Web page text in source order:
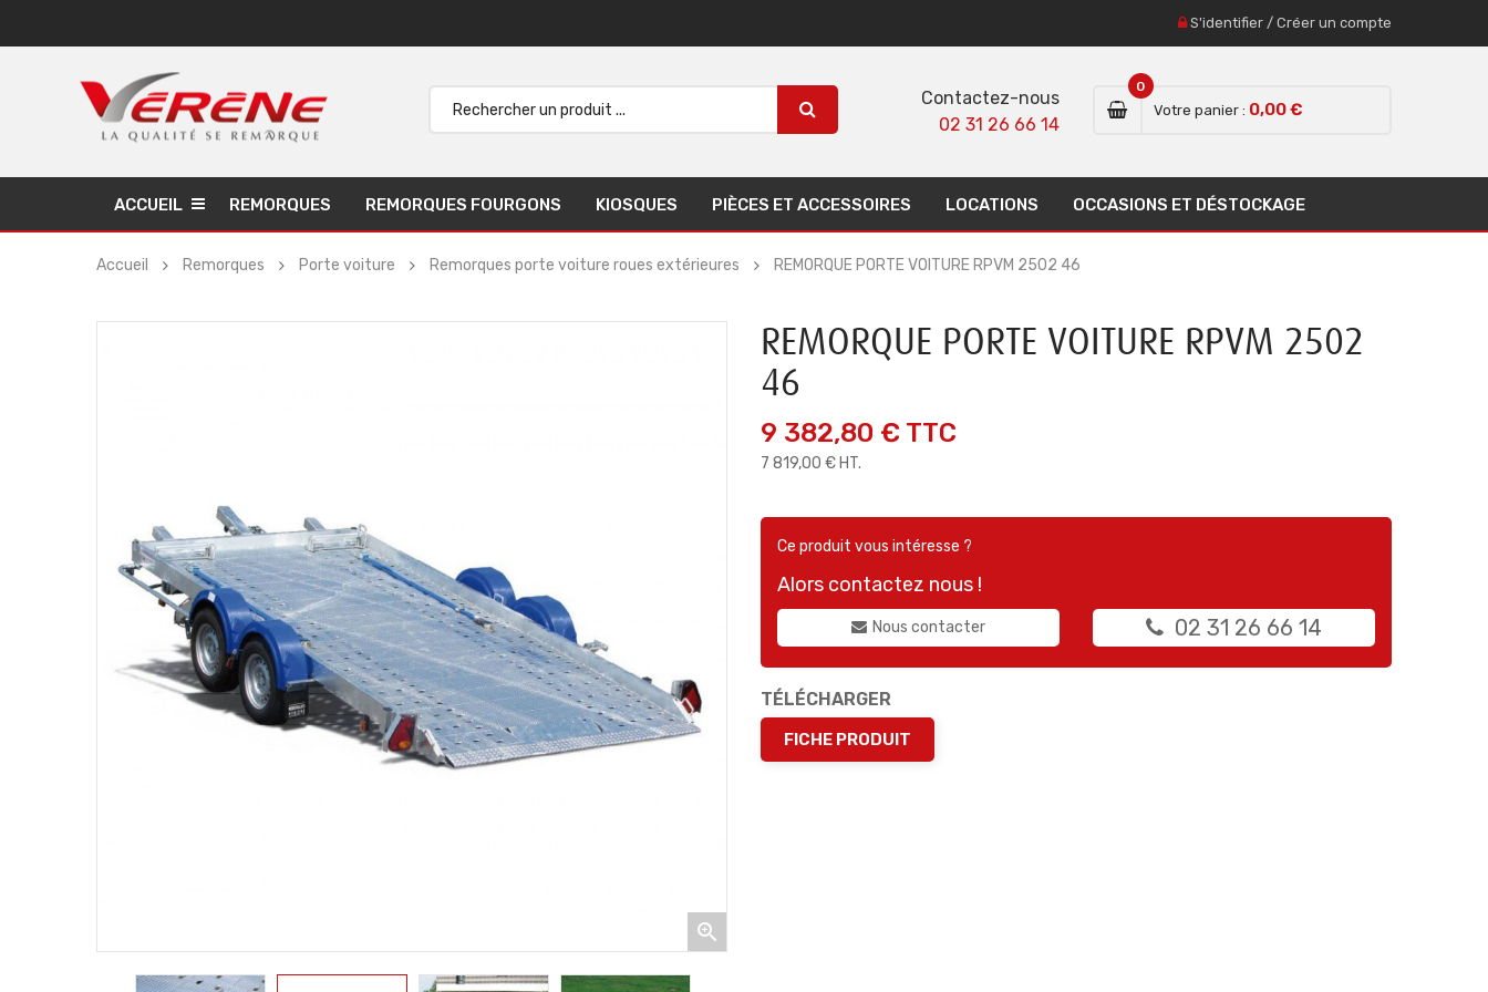
S'identifier / Créer un compte
Contactez-nous
02 31 26 66 14
Votre panier :
0
0,00 €
ACCUEIL REMORQUES REMORQUES FOURGONS KIOSQUES PIÈCES ET ACCESSOIRES LOCATIONS OCCASIONS ET DÉSTOCKAGE
Accueil Remorques Porte voiture Remorques porte voiture roues extérieures REMORQUE PORTE VOITURE RPVM 2502 46

REMORQUE PORTE VOITURE RPVM 2502
46
9 382,80 € TTC
7 819,00 € HT.
Ce produit vous intéresse ?
Alors contactez nous !
Nous contacter 02 31 26 66 14
TÉLÉCHARGER
FICHE PRODUIT